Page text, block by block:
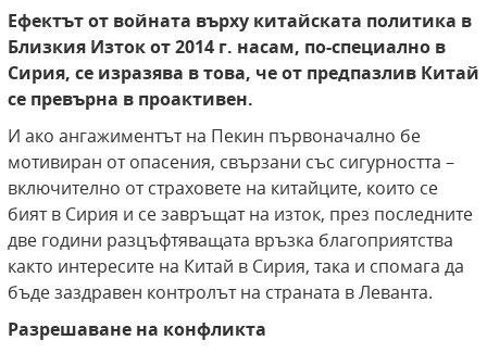
Ефектът от войната върху китайската политика в
Близкия Изток от 2014 г. насам, по-специално в
Сирия, се изразява в това, че от предпазлив Китай
се превърна в проактивен.
И ако ангажиментът на Пекин първоначално бе
мотивиран от опасения, свързани със сигурността –
включително от страховете на китайците, които се
бият в Сирия и се завръщат на изток, през последните
две години разцъфтяващата връзка благоприятства
както интересите на Китай в Сирия, така и спомага да
бъде заздравен контролът на страната в Леванта.
Разрешаване на конфликта